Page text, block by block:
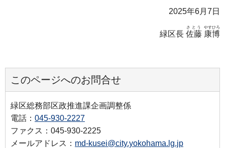
2025年6月7日
緑区長 佐藤
さとう
康博
やすひろ
このページへのお問合せ
緑区総務部区政推進課企画調整係
電話： 045-930-2227
ファクス：045-930-2225
メールアドレス： md-kusei@city.yokohama.lg.jp